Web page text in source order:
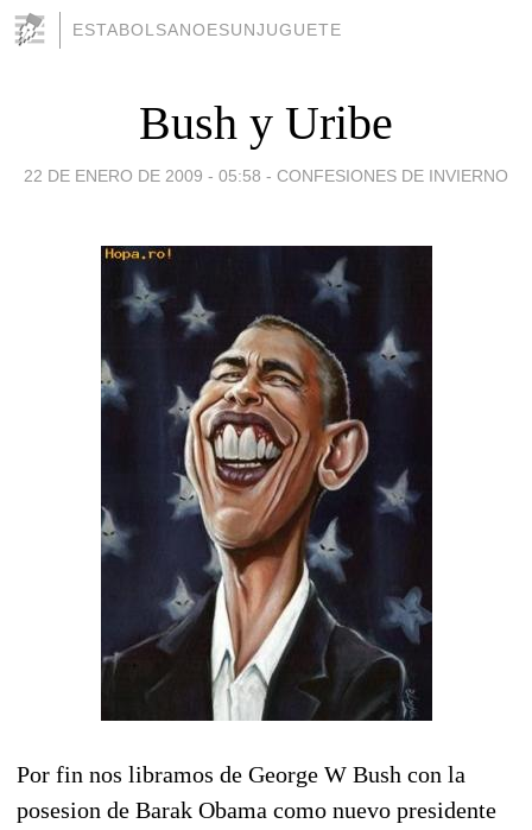
ESTABOLSANOESUNJUGUETE
Bush y Uribe
22 DE ENERO DE 2009 - 05:58 - CONFESIONES DE INVIERNO
Por fin nos libramos de George W Bush con la
posesion de Barak Obama como nuevo presidente